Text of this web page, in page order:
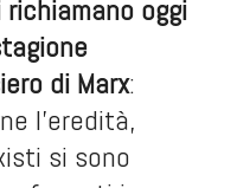
oggi
di Marx:
l’eredità,
si sono